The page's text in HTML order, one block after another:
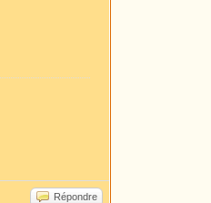
Répondre